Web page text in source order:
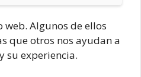
web. Algunos de ellos
que otros nos ayudan a
su experiencia.